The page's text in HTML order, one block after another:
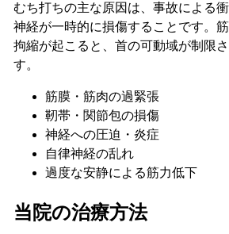
むち打ちの主な原因は、事故による
神経が一時的に損傷することです。
拘縮が起こると、首の可動域が制限
す。
筋膜・筋肉の過緊張
靭帯・関節包の損傷
神経への圧迫・炎症
自律神経の乱れ
過度な安静による筋力低下
当院の治療方法